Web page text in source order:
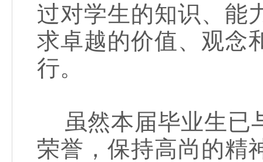
过对学生的知识、能
求卓越的价值、观念
行。
虽然本届毕业生已
荣誉，保持高尚的精